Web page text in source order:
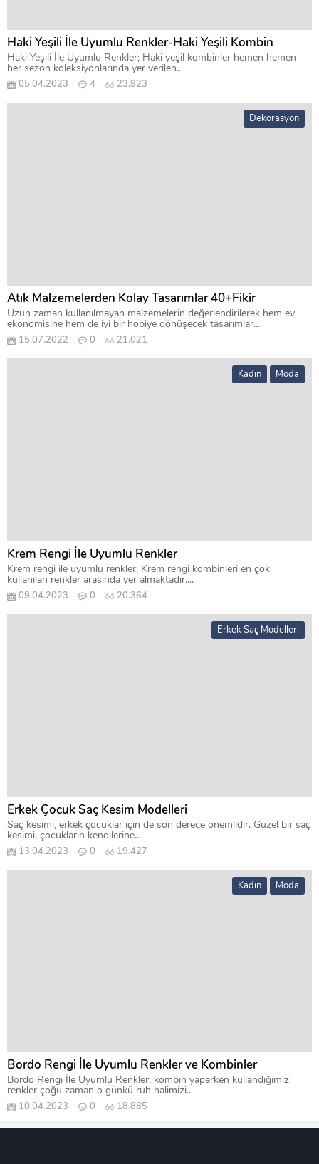
Haki Yeşili İle Uyumlu Renkler-Haki Yeşili Kombin
Haki Yeşili İle Uyumlu Renkler; Haki yeşil kombinler hemen hemen
her sezon koleksiyonlarında yer verilen...
05.04.2023 4 23.923
Dekorasyon
Atık Malzemelerden Kolay Tasarımlar 40+Fikir
Uzun zaman kullanılmayan malzemelerin değerlendirilerek hem ev
ekonomisine hem de iyi bir hobiye dönüşecek tasarımlar...
15.07.2022 0 21.021
Kadın Moda
Krem Rengi İle Uyumlu Renkler
Krem rengi ile uyumlu renkler; Krem rengi kombinleri en çok
kullanılan renkler arasında yer almaktadır....
09.04.2023 0 20.364
Erkek Saç Modelleri
Erkek Çocuk Saç Kesim Modelleri
Saç kesimi, erkek çocuklar için de son derece önemlidir. Güzel bir saç
kesimi, çocukların kendilerine...
13.04.2023 0 19.427
Kadın Moda
Bordo Rengi İle Uyumlu Renkler ve Kombinler
Bordo Rengi İle Uyumlu Renkler; kombin yaparken kullandığımız
renkler çoğu zaman o günkü ruh halimizi...
10.04.2023 0 18.885